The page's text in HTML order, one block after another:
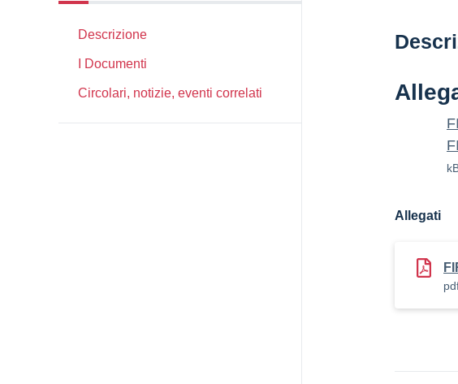
Descrizione
I Documenti
Circolari, notizie, eventi correlati
Allegati